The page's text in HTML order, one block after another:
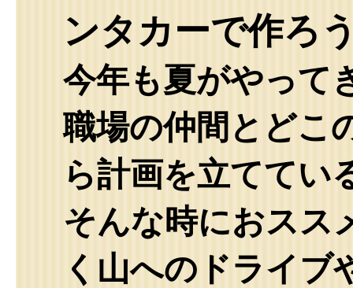
ンタカーで作ろ
今年も夏がやって
職場の仲間とどこ
ら計画を立ててい
そんな時におスス
く山へのドライブ